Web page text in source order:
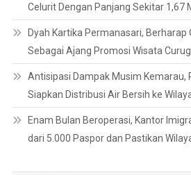
Celurit Dengan Panjang Sekitar 1,67
Dyah Kartika Permanasari, Berharap
Sebagai Ajang Promosi Wisata
Antisipasi Dampak Musim Kemarau,
Siapkan Distribusi Air Bersih ke
Enam Bulan Beroperasi, Kantor
dari 5.000 Paspor dan Pastikan